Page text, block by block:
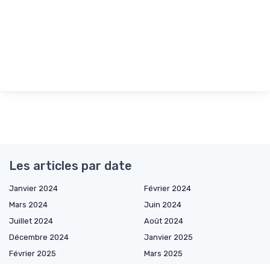
Les articles par date
Janvier 2024
Février 2024
Mars 2024
Juin 2024
Juillet 2024
Août 2024
Décembre 2024
Janvier 2025
Février 2025
Mars 2025